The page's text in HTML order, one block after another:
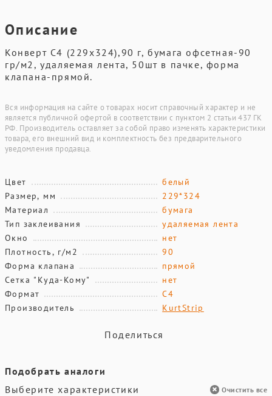
Описание
Конверт С4 (229х324),90 г, бумага офсетная-90
гр/м2, удаляемая лента, 50шт в пачке, форма
клапана-прямой.
Вся информация на сайте о товарах носит справочный характер и не
является публичной офертой в соответствии с пунктом 2 статьи 437 ГК
РФ. Производитель оставляет за собой право изменять характеристики
товара, его внешний вид и комплектность без предварительного
уведомления продавца.
Цвет
белый
Размер, мм
229*324
Материал
бумага
Тип заклеивания
удаляемая лента
Окно
нет
Плотность, г/м2
90
Форма клапана
прямой
Сетка "Куда-Кому"
нет
Формат
С4
Производитель
KurtStrip
Поделиться
Подобрать аналоги
Выберите характеристики
Очистить все